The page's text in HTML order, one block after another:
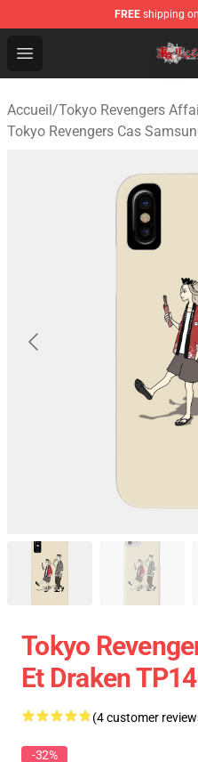
FREE shipping
Open menu
Tokyo Revengers Store
Accueil/Tokyo Revengers
Tokyo Revengers Cas
Tokyo
Et Draken
(4 customer
-32%